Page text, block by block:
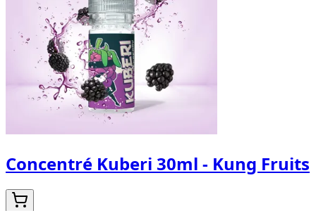
Concentré Kuberi 30ml - Kung Fruits